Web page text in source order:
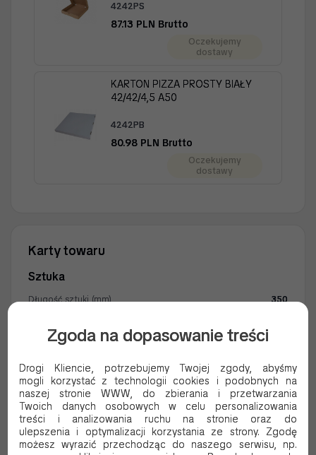
4242PS
87.13 PLN Brutto
Oczekujemy
dostawy
KARTON PIZZA PROSTY BIAŁY
42/42/4,5 A50
4242PB
80.98 PLN Brutto
Oczekujemy
dostawy
40/40/4 A50
4040PB
87.13 PLN Brutto
Dodaj do koszyka
KARTON PIZZA PROSTY BIAŁY
Karty towaru
Sztuka
Długość sztuki (mm)
350
Kolor
BIAŁY
Materiał wykonania
PE
Czy materiał jest powlekany
TAK
Waga produktu bez opakowania (gram)
5
Zgoda na dopasowanie treści
Drogi Kliencie, potrzebujemy Twojej zgody, abyśmy
mogli korzystać z technologii cookies i podobnych na
naszej stronie WWW, do zbierania i przetwarzania
Twoich danych osobowych w celu personalizowania
treści i analizowania ruchu na stronie oraz do
ulepszenia i optymalizacji korzystania ze strony. Zgodę
możesz wyrazić przechodząc do naszego serwisu, np.